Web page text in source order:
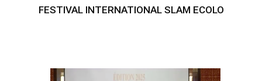
FESTIVAL INTERNATIONAL SLAM ECOLO